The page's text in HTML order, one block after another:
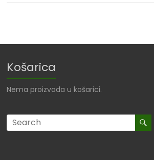
Košarica
Nema proizvoda u košarici.